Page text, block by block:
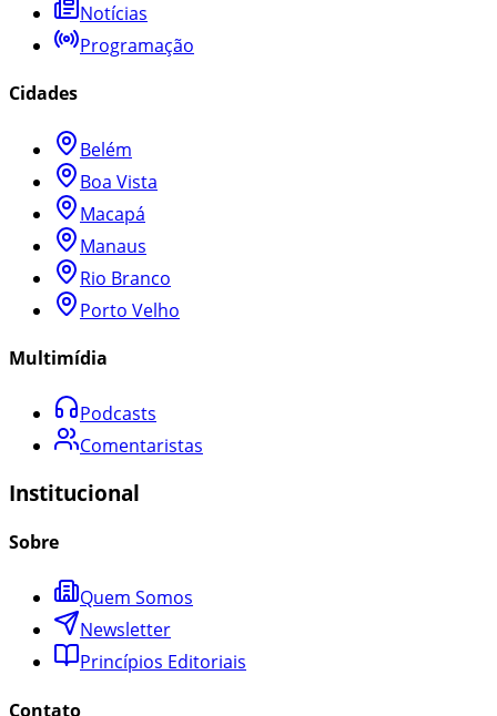
Notícias
Programação
Cidades
Belém
Boa Vista
Macapá
Manaus
Rio Branco
Porto Velho
Multimídia
Podcasts
Comentaristas
Institucional
Sobre
Quem Somos
Newsletter
Princípios Editoriais
Contato